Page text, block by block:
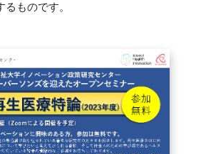
ものです。